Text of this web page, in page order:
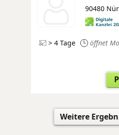
90480
> 4 Tage öffnet
Weitere